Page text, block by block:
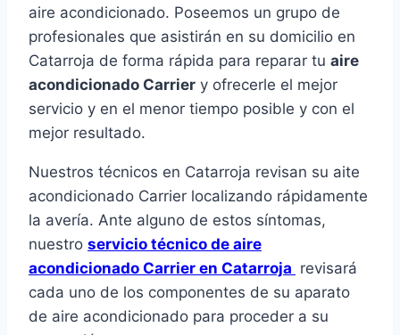
aire acondicionado. Poseemos un grupo de
profesionales que asistirán en su domicilio en
Catarroja de forma rápida para reparar tu aire
acondicionado Carrier y ofrecerle el mejor
servicio y en el menor tiempo posible y con el
mejor resultado.
Nuestros técnicos en Catarroja revisan su aite
acondicionado Carrier localizando rápidamente
la avería. Ante alguno de estos síntomas,
nuestro servicio técnico de aire
acondicionado Carrier en Catarroja revisará
cada uno de los componentes de su aparato
de aire acondicionado para proceder a su